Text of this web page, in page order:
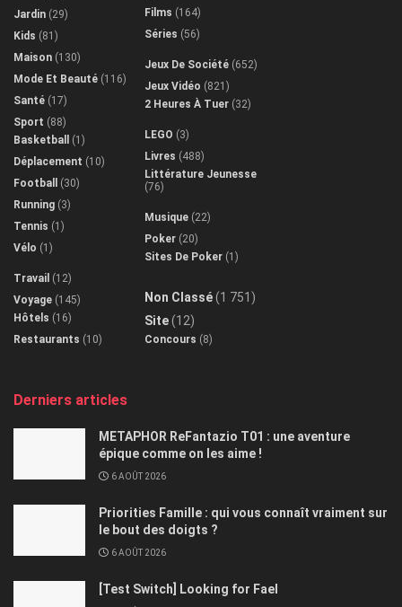
Jardin (29)
Kids (81)
Maison (130)
Mode Et Beauté (116)
Santé (17)
Sport (88)
Basketball
(1)
Déplacement (10)
Football
(30)
Running (3)
Tennis (1)
Vélo (1)
Travail (12)
Voyage (145)
Hôtels (16)
Restaurants (10)
Films (164)
Séries (56)
Jeux De Société (652)
Jeux Vidéo (821)
2 Heures À Tuer (32)
LEGO (3)
Livres (488)
Littérature Jeunesse
(76)
Musique (22)
Poker (20)
Sites De Poker (1)
Non Classé(1 751)
Site(12)
Concours (8)
Derniers articles
METAPHOR ReFantazio T01 : une aventure
épique comme on les aime !
6 AOÛT 2026
Priorities Famille : qui vous connaît vraiment sur
le bout des doigts ?
6 AOÛT 2026
[Test Switch] Looking for Fael